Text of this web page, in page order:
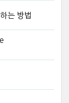
는 방법